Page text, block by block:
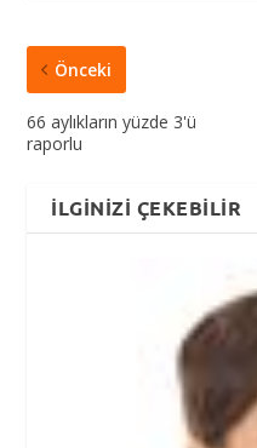
Önceki
66 aylıkların yüzde 3'ü
raporlu
İLGINIZI ÇEKEBILIR